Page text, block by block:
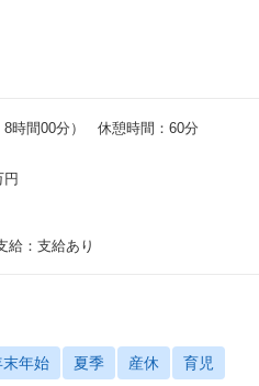
8時間00分） 休憩時間：60分
給：支給あり
末年始 夏季 産休 育児